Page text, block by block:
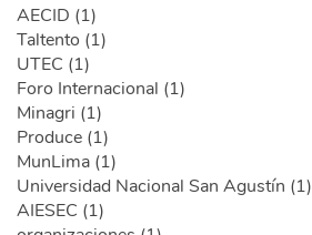
AECID (1)
Taltento (1)
UTEC (1)
Foro Internacional (1)
Minagri (1)
Produce (1)
MunLima (1)
Universidad Nacional San Agustín (1)
AIESEC (1)